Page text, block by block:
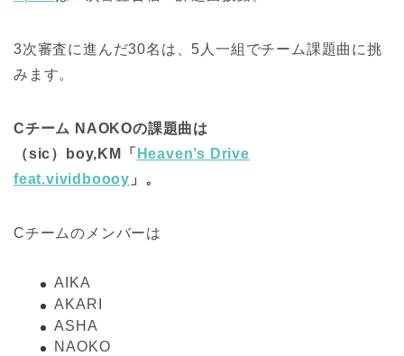
3次審査に進んだ30名は、5人一組でチーム課題曲に挑
みます。
Cチーム NAOKOの課題曲は
（sic）boy,KM「 Heaven’s Drive
feat.vividboooy 」。
Cチームのメンバーは
AIKA
AKARI
ASHA
NAOKO